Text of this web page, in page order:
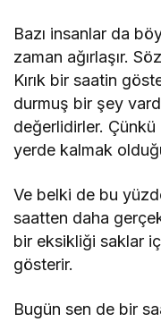
Bazı insanlar da
zaman ağırlaşır.
Kırık bir saatin
durmuş bir şey
değerlidirler.
yerde kalmak
Ve belki de bu
saatten daha
bir eksikliği saklar
gösterir.
Bugün sen de bir